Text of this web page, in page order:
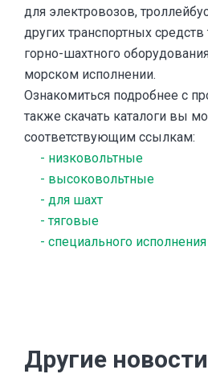
для электровозов,
других транспортных средств
горно-шахтного
морском исполнении.
Ознакомиться подробнее с
также скачать каталоги вы
соответствующим ссылкам:
- низковольтные
- высоковольтные
- для шахт
- тяговые
- специального исполнения
Другие новости